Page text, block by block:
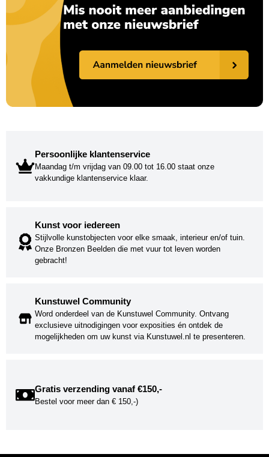
Persoonlijke klantenservice
Maandag t/m vrijdag van 09.00 tot 16.00 staat onze
vakkundige klantenservice klaar.
Kunst voor iedereen
Stijlvolle kunstobjecten voor elke smaak, interieur en/of tuin.
Onze Bronzen Beelden die met vuur tot leven worden
gebracht!
Kunstuwel Community
Word onderdeel van de Kunstuwel Community. Ontvang
exclusieve uitnodigingen voor exposities én ontdek de
mogelijkheden om uw kunst via Kunstuwel.nl te presenteren.
Gratis verzending vanaf €150,-
Bestel voor meer dan € 150,-)